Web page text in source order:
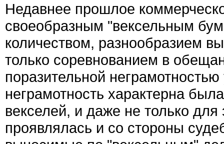
Недавнее прошлое
своеобразным "вексельным
количеством, разнообразием
только соревнованием в
поразительной
неграмотность характерна
векселей, и даже не только для
проявлялась и со стороны